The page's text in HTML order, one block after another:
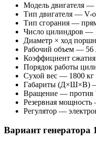
Модель двигателя
Тип двигателя — V-
Тип сгорания —
Число цилиндров —
Диаметр × ход
Рабочий объем — 56
Коэффициент
Порядок работы
Сухой вес — 1800 кг
Габариты (Д×Ш×В)
Вращение — против
Резервная
Регулятор —
Вариант генератора 1